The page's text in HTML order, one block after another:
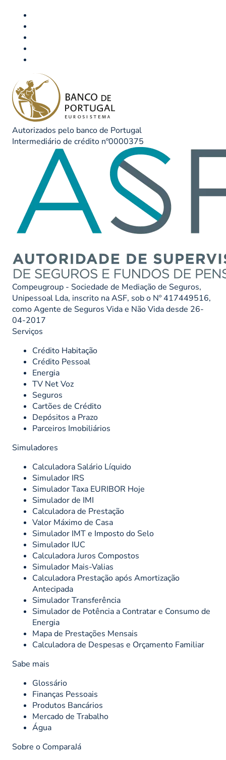
Autorizados pelo banco de Portugal
Intermediário de crédito nº0000375
Compeugroup - Sociedade de Mediação de Seguros,
Unipessoal Lda, inscrito na ASF, sob o Nº 417449516,
como Agente de Seguros Vida e Não Vida desde 26-
04-2017
Serviços
Crédito Habitação
Crédito Pessoal
Energia
TV Net Voz
Seguros
Cartões de Crédito
Depósitos a Prazo
Parceiros Imobiliários
Simuladores
Calculadora Salário Líquido
Simulador IRS
Simulador Taxa EURIBOR Hoje
Simulador de IMI
Calculadora de Prestação
Valor Máximo de Casa
Simulador IMT e Imposto do Selo
Simulador IUC
Calculadora Juros Compostos
Simulador Mais-Valias
Calculadora Prestação após Amortização
Antecipada
Simulador Transferência
Simulador de Potência a Contratar e Consumo de
Energia
Mapa de Prestações Mensais
Calculadora de Despesas e Orçamento Familiar
Sabe mais
Glossário
Finanças Pessoais
Produtos Bancários
Mercado de Trabalho
Água
Sobre o ComparaJá